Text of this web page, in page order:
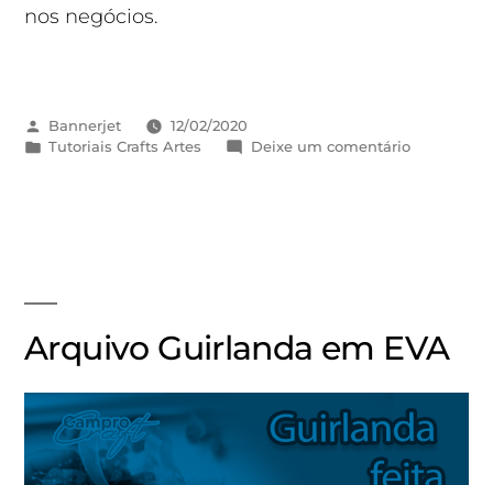
nos negócios.
Bannerjet
12/02/2020
Tutoriais Crafts Artes
Deixe um comentário
Arquivo Guirlanda em EVA